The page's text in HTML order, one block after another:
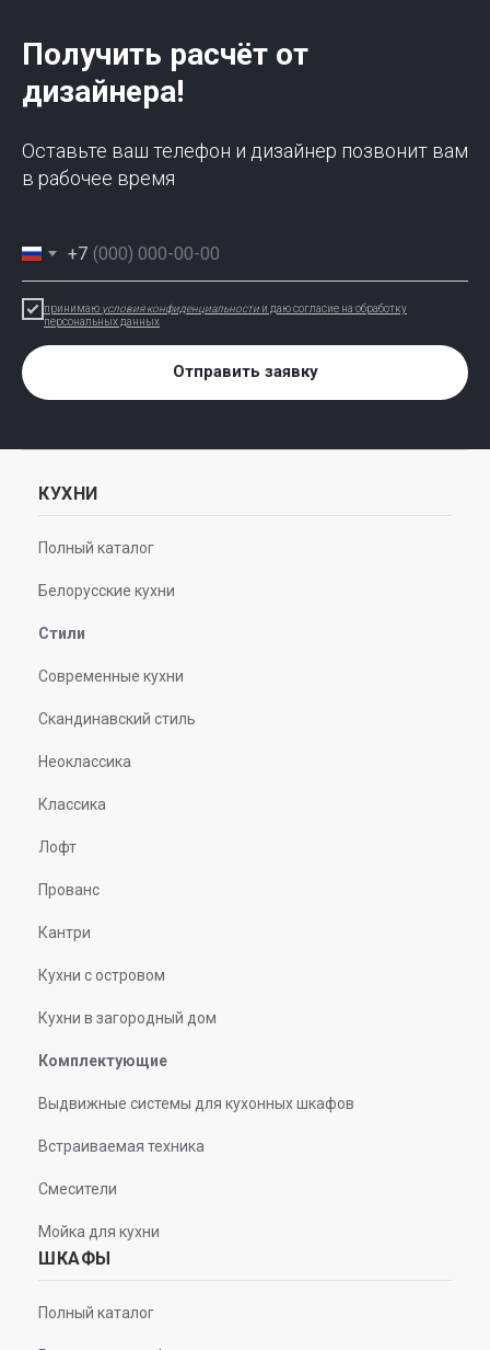
Получить расчёт от
дизайнера!
Оставьте ваш телефон и дизайнер позвонит вам
в рабочее время
+7
принимаю условия конфиденциальности и даю согласие на обработку
персональных данных
Отправить заявку
КУХНИ
Полный каталог
Белорусские кухни
Стили
Современные кухни
Скандинавский стиль
Неоклассика
Классика
Лофт
Прованс
Кантри
Кухни с островом
Кухни в загородный дом
Комплектующие
Выдвижные системы для кухонных шкафов
Встраиваемая техника
Смесители
Мойка для кухни
ШКАФЫ
Полный каталог